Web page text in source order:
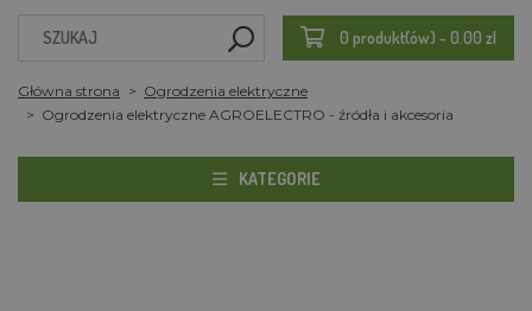
0 produkt(ów) - 0.00 zl
Główna strona
Ogrodzenia elektryczne
Ogrodzenia elektryczne AGROELECTRO - źródła i akcesoria
KATEGORIE